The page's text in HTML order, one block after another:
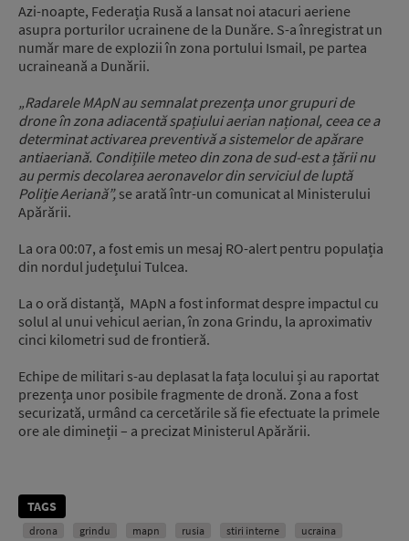
Azi-noapte, Federația Rusă a lansat noi atacuri aeriene
asupra porturilor ucrainene de la Dunăre. S-a înregistrat un
număr mare de explozii în zona portului Ismail, pe partea
ucraineană a Dunării.
„Radarele MApN au semnalat prezența unor grupuri de
drone în zona adiacentă spațiului aerian național, ceea ce a
determinat activarea preventivă a sistemelor de apărare
antiaeriană. Condițiile meteo din zona de sud-est a țării nu
au permis decolarea aeronavelor din serviciul de luptă
Poliție Aeriană”, se arată într-un comunicat al Ministerului
Apărării.
La ora 00:07, a fost emis un mesaj RO-alert pentru populația
din nordul județului Tulcea.
La o oră distanță, MApN a fost informat despre impactul cu
solul al unui vehicul aerian, în zona Grindu, la aproximativ
cinci kilometri sud de frontieră.
Echipe de militari s-au deplasat la fața locului și au raportat
prezența unor posibile fragmente de dronă. Zona a fost
securizată, urmând ca cercetările să fie efectuate la primele
ore ale dimineții – a precizat Ministerul Apărării.
TAGS
drona grindu mapn rusia stiri interne ucraina